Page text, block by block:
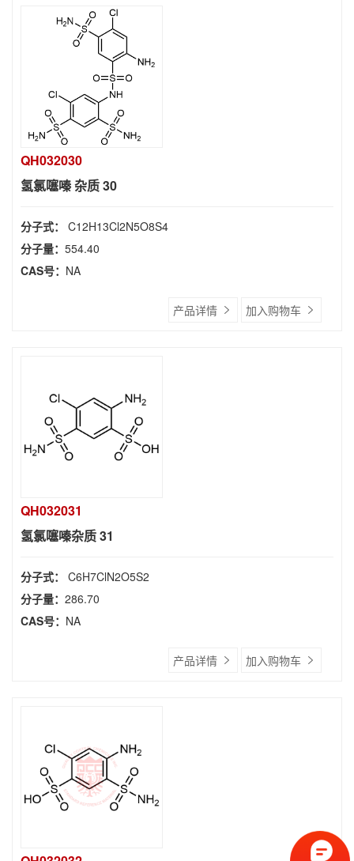
QH032030
氢氯噻嗪 杂质 30
分子式： C12H13Cl2N5O8S4
分子量： 554.40
CAS号： NA
产品详情 加入购物车
QH032031
氢氯噻嗪杂质 31
分子式： C6H7ClN2O5S2
分子量： 286.70
CAS号： NA
产品详情 加入购物车